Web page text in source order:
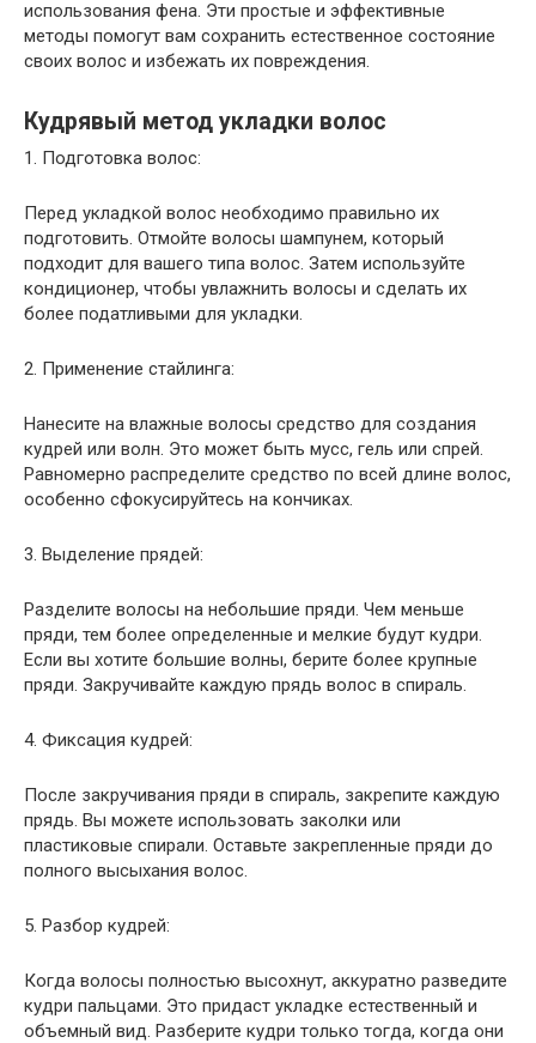
использования фена. Эти простые и эффективные
методы помогут вам сохранить естественное состояние
своих волос и избежать их повреждения.
Кудрявый метод укладки волос
1. Подготовка волос:
Перед укладкой волос необходимо правильно их
подготовить. Отмойте волосы шампунем, который
подходит для вашего типа волос. Затем используйте
кондиционер, чтобы увлажнить волосы и сделать их
более податливыми для укладки.
2. Применение стайлинга:
Нанесите на влажные волосы средство для создания
кудрей или волн. Это может быть мусс, гель или спрей.
Равномерно распределите средство по всей длине волос,
особенно сфокусируйтесь на кончиках.
3. Выделение прядей:
Разделите волосы на небольшие пряди. Чем меньше
пряди, тем более определенные и мелкие будут кудри.
Если вы хотите большие волны, берите более крупные
пряди. Закручивайте каждую прядь волос в спираль.
4. Фиксация кудрей:
После закручивания пряди в спираль, закрепите каждую
прядь. Вы можете использовать заколки или
пластиковые спирали. Оставьте закрепленные пряди до
полного высыхания волос.
5. Разбор кудрей:
Когда волосы полностью высохнут, аккуратно разведите
кудри пальцами. Это придаст укладке естественный и
объемный вид. Разберите кудри только тогда, когда они